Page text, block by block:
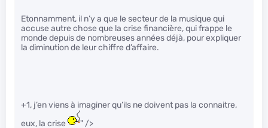
Etonnamment, il n’y a que le secteur de la musique qui
accuse autre chose que la crise financière, qui frappe le
monde depuis de nombreuses années déjà, pour expliquer
la diminution de leur chiffre d’affaire.
+1, j’en viens à imaginer qu’ils ne doivent pas la connaitre,
eux, la crise
" />